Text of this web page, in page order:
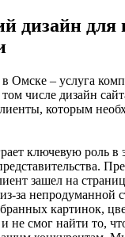
дизайн для
в Омске – услуга
числе дизайн
которым
ключевую роль в
зашел на
за непродуманной
картинок,
и не смог найти то,